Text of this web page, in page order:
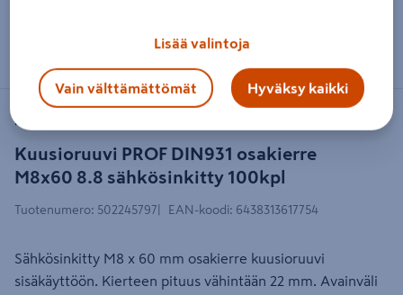
Zoomaa kuvaa sormilla kosketusnäytöllä
Kuusioruuvi PROF DIN931 osakierre
M8x60 8.8 sähkösinkitty 100kpl
PROF
Tuotenumero: 502245797 EAN-koodi: 6438313617754
Sähkösinkitty M8 x 60 mm osakierre kuusioruuvi
sisäkäyttöön. Kierteen pituus vähintään 22 mm. Avainväli
Lisää valintoja
Vain välttämättömät Hyväksy kaikki